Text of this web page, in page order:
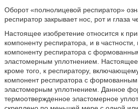
Оборот «полнолицевой респиратор»
респиратор закрывает нос, рот и глаза
Настоящее изобретение относится к
компоненту респиратора, и в
компоненту респиратора с
эластомерным уплотнением. Настоящее
кроме того, к респиратору,
компонент респиратора с
эластомерным уплотнением. Данное
термоотвержденное эластомерное